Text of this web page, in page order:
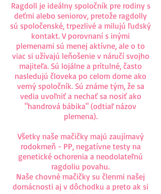
Ragdoll je ideálny spoločník pre rodiny s
deťmi alebo seniorov, pretože ragdolly
sú spoločenské, trpezlivé a milujú ľudský
kontakt. V porovnaní s inými
plemenami sú menej aktívne, ale o to
viac si užívajú leňošenie v náručí svojho
majiteľa. Sú lojálne a prítulné, často
nasledujú človeka po celom dome ako
verný spoločník. Sú známe tým, že sa
vedia uvoľniť a nechať sa nosiť ako
"handrová bábika" (odtiaľ názov
plemena).
Všetky naše mačičky majú zaujímavý
rodokmeň - PP, negatívne testy na
genetické ochorenia a neodolateľnú
ragdoliu povahu.
Naše chovné mačičky su členmi našej
domácnosti aj v dôchodku a preto ak si